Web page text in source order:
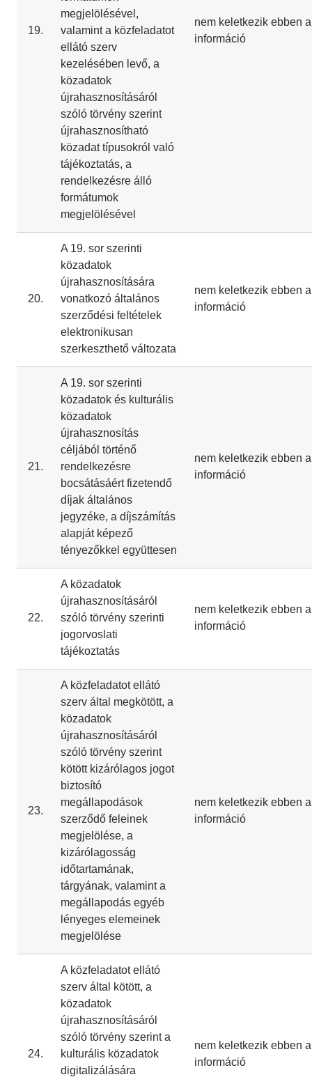
19.
megjelölésével,
valamint a közfeladatot
ellátó szerv
kezelésében levő, a
közadatok
újrahasznosításáról
szóló törvény szerint
újrahasznosítható
közadat típusokról való
tájékoztatás, a
rendelkezésre álló
formátumok
megjelölésével
nem keletkezik ebben
információ
20.
A 19. sor szerinti
közadatok
újrahasznosítására
vonatkozó általános
szerződési feltételek
elektronikusan
szerkeszthető változata
nem keletkezik ebben
információ
21.
A 19. sor szerinti
közadatok és kulturális
közadatok
újrahasznosítás
céljából történő
rendelkezésre
bocsátásáért fizetendő
díjak általános
jegyzéke, a díjszámítás
alapját képező
tényezőkkel együttesen
nem keletkezik ebben
információ
22.
A közadatok
újrahasznosításáról
szóló törvény szerinti
jogorvoslati
tájékoztatás
nem keletkezik ebben
információ
23.
A közfeladatot ellátó
szerv által megkötött, a
közadatok
újrahasznosításáról
szóló törvény szerint
kötött kizárólagos jogot
biztosító
megállapodások
szerződő feleinek
megjelölése, a
kizárólagosság
időtartamának,
tárgyának, valamint a
megállapodás egyéb
lényeges elemeinek
megjelölése
nem keletkezik ebben
információ
24.
A közfeladatot ellátó
szerv által kötött, a
közadatok
újrahasznosításáról
szóló törvény szerint a
kulturális közadatok
digitalizálására
nem keletkezik ebben
információ